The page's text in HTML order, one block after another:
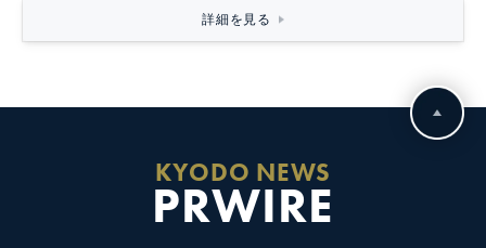
詳細を見る
KYODO NEWS
PRWIRE